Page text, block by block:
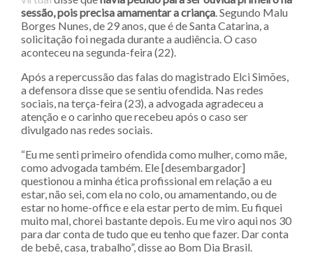
sessão, pois precisa amamentar a criança. Segundo Malu
Borges Nunes, de 29 anos, que é de Santa Catarina, a
solicitação foi negada durante a audiência. O caso
aconteceu na segunda-feira (22).
Após a repercussão das falas do magistrado Elci Simões,
a defensora disse que se sentiu ofendida. Nas redes
sociais, na terça-feira (23), a advogada agradeceu a
atenção e o carinho que recebeu após o caso ser
divulgado nas redes sociais.
“Eu me senti primeiro ofendida como mulher, como mãe,
como advogada também. Ele [desembargador]
questionou a minha ética profissional em relação a eu
estar, não sei, com ela no colo, ou amamentando, ou de
estar no home-office e ela estar perto de mim. Eu fiquei
muito mal, chorei bastante depois. Eu me viro aqui nos 30
para dar conta de tudo que eu tenho que fazer. Dar conta
de bebê, casa, trabalho”, disse ao Bom Dia Brasil.